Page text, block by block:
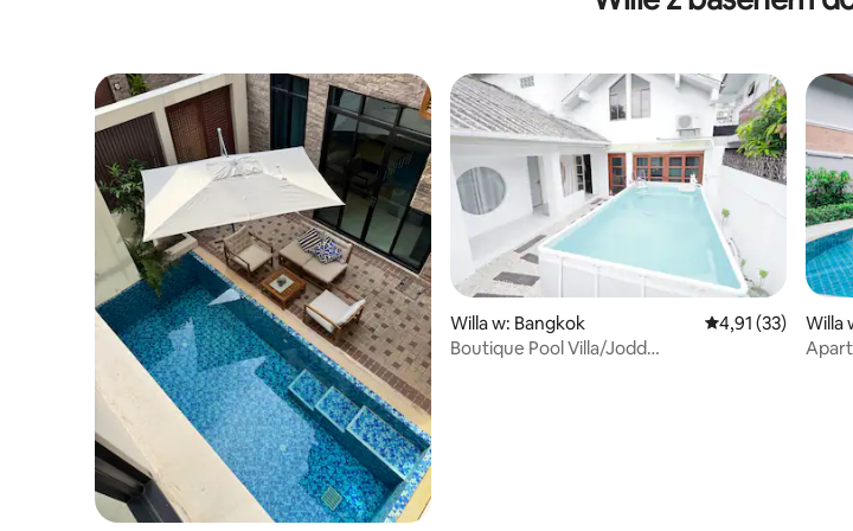
Willa w: Bangkok Średnia ocena:
4,91 (33)
Boutique Pool Villa/Jodd
Willa